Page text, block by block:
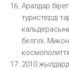
Аралдар
туристерді
белгілі.
2010